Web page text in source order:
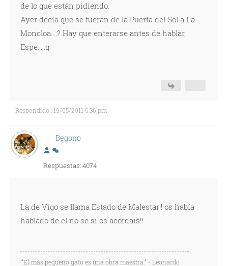
de lo que están pidiendo.
Ayer decía que se fueran de la Puerta del Sol a La
Moncloa...:? Hay que enterarse antes de hablar,
Espe....:g
Respondido : 19/05/2011 6:36 pm
Begono
Respuestas: 4074
La de Vigo se llama Estado de Malestar!! os había
hablado de el no se si os acordais!!
“El más pequeño gato es una obra maestra.” - Leonardo